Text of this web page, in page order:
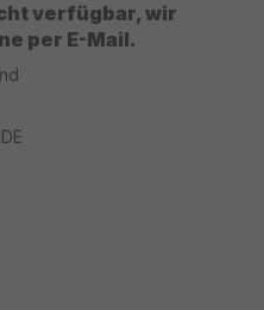
verfügbar, wir
per E-Mail.